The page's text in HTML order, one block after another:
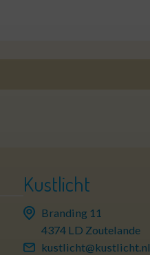
Kustlicht
Branding 11
4374 LD Zoutelande
kustlicht@kustlicht.nl